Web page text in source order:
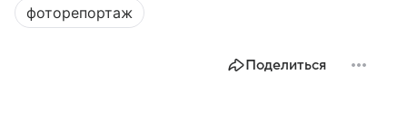
фоторепортаж
Поделиться